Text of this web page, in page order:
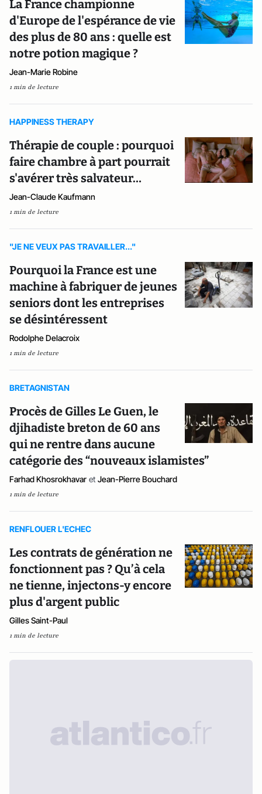
La France championne
d'Europe de l'espérance de vie
des plus de 80 ans : quelle est
notre potion magique ?
Jean-Marie Robine
1 min de lecture
HAPPINESS THERAPY
Thérapie de couple : pourquoi
faire chambre à part pourrait
s'avérer très salvateur…
Jean-Claude Kaufmann
1 min de lecture
"JE NE VEUX PAS TRAVAILLER..."
Pourquoi la France est une
machine à fabriquer de jeunes
seniors dont les entreprises
se désintéressent
Rodolphe Delacroix
1 min de lecture
BRETAGNISTAN
Procès de Gilles Le Guen, le
djihadiste breton de 60 ans
qui ne rentre dans aucune
catégorie des “nouveaux islamistes”
Farhad Khosrokhavar et Jean-Pierre Bouchard
1 min de lecture
RENFLOUER L'ECHEC
Les contrats de génération ne
fonctionnent pas ? Qu’à cela
ne tienne, injectons-y encore
plus d'argent public
Gilles Saint-Paul
1 min de lecture